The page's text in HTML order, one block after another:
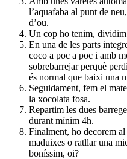
l’aquafaba al punt de
d’ou.
Un cop ho tenim, dividim
En una de les parts
coco a poc a poc i amb
sobrebarrejar perquè
és normal que baixi una
Seguidament, fem el
la xocolata fosa.
Repartim les dues
durant mínim 4h.
Finalment, ho decorem
maduixes o ratllar una
boníssim, oi?